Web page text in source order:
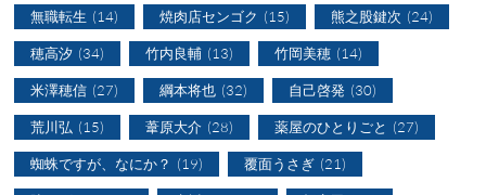
無職転生 (14) 焼肉店センゴク (15) 熊之股鍵次 (24)
穂高汐 (34) 竹内良輔 (13) 竹岡美穂 (14)
米澤穂信 (27) 綱本将也 (32) 自己啓発 (30)
荒川弘 (15) 葦原大介 (28) 薬屋のひとりごと (27)
蜘蛛ですが、なにか？ (19) 覆面うさぎ (21)